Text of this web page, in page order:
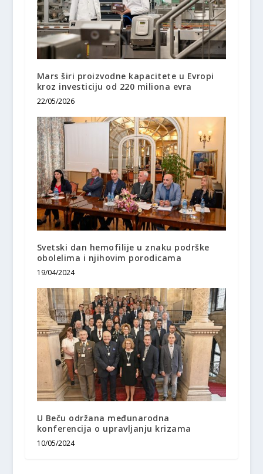
Mars širi proizvodne kapacitete u Evropi
kroz investiciju od 220 miliona evra
22/05/2026
Svetski dan hemofilije u znaku podrške
obolelima i njihovim porodicama
19/04/2024
U Beču održana međunarodna
konferencija o upravljanju krizama
10/05/2024